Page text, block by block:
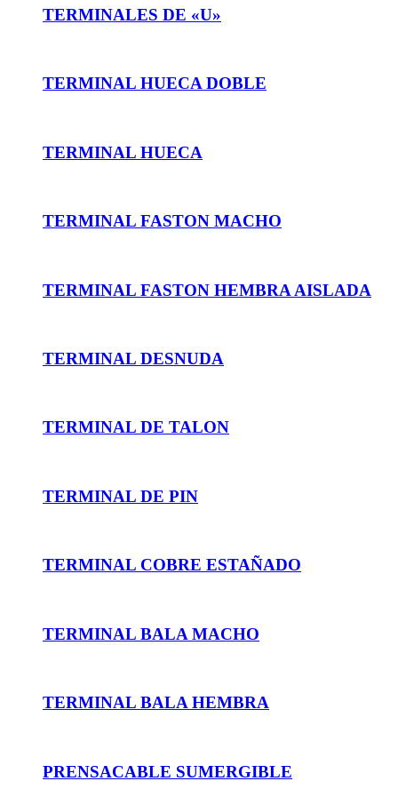
TERMINALES DE «U»
TERMINAL HUECA DOBLE
TERMINAL HUECA
TERMINAL FASTON MACHO
TERMINAL FASTON HEMBRA AISLADA
TERMINAL DESNUDA
TERMINAL DE TALON
TERMINAL DE PIN
TERMINAL COBRE ESTAÑADO
TERMINAL BALA MACHO
TERMINAL BALA HEMBRA
PRENSACABLE SUMERGIBLE